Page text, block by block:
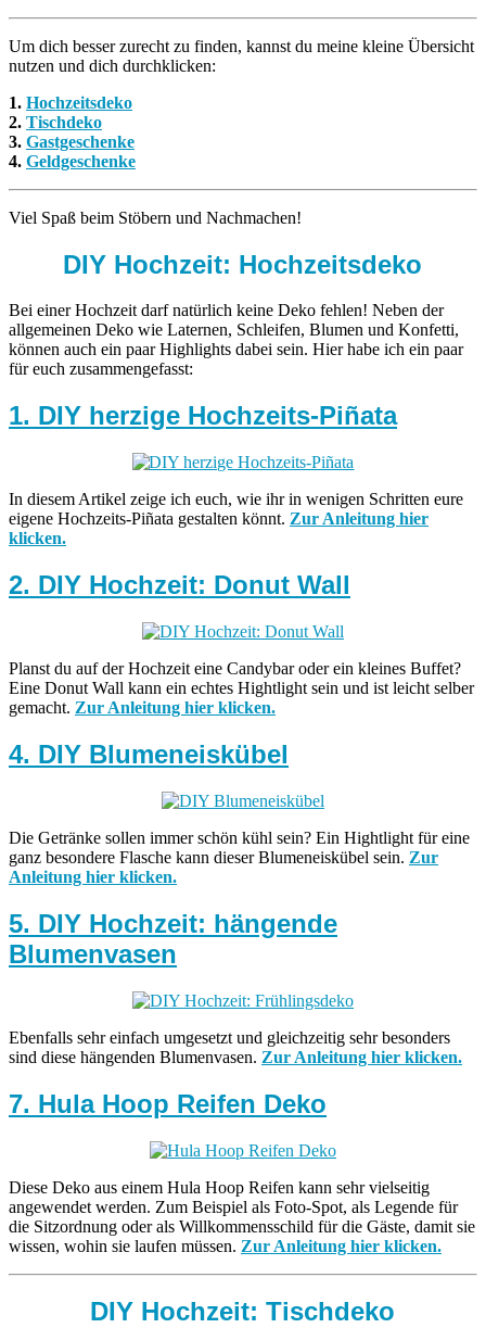
Um dich besser zurecht zu finden, kannst du meine kleine Übersicht
nutzen und dich durchklicken:
1. Hochzeitsdeko
2. Tischdeko
3. Gastgeschenke
4. Geldgeschenke
Viel Spaß beim Stöbern und Nachmachen!
DIY Hochzeit: Hochzeitsdeko
Bei einer Hochzeit darf natürlich keine Deko fehlen! Neben der
allgemeinen Deko wie Laternen, Schleifen, Blumen und Konfetti,
können auch ein paar Highlights dabei sein. Hier habe ich ein paar
für euch zusammengefasst:
1. DIY herzige Hochzeits-Piñata
In diesem Artikel zeige ich euch, wie ihr in wenigen Schritten eure
eigene Hochzeits-Piñata gestalten könnt. Zur Anleitung hier
klicken.
2. DIY Hochzeit: Donut Wall
Planst du auf der Hochzeit eine Candybar oder ein kleines Buffet?
Eine Donut Wall kann ein echtes Hightlight sein und ist leicht selber
gemacht. Zur Anleitung hier klicken.
4. DIY Blumeneiskübel
Die Getränke sollen immer schön kühl sein? Ein Hightlight für eine
ganz besondere Flasche kann dieser Blumeneiskübel sein. Zur
Anleitung hier klicken.
5. DIY Hochzeit: hängende
Blumenvasen
Ebenfalls sehr einfach umgesetzt und gleichzeitig sehr besonders
sind diese hängenden Blumenvasen. Zur Anleitung hier klicken.
7. Hula Hoop Reifen Deko
Diese Deko aus einem Hula Hoop Reifen kann sehr vielseitig
angewendet werden. Zum Beispiel als Foto-Spot, als Legende für
die Sitzordnung oder als Willkommensschild für die Gäste, damit sie
wissen, wohin sie laufen müssen. Zur Anleitung hier klicken.
DIY Hochzeit: Tischdeko